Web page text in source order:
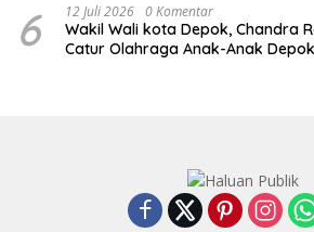
6 12 Juli 2026 0 Komentar
Wakil Wali kota Depok, Chandra
Catur Olahraga Anak-Anak Depok